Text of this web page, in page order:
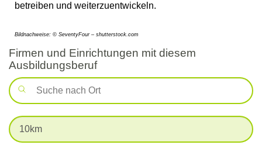
betreiben und weiterzuentwickeln.
Bildnachweise: © SeventyFour – shutterstock.com
Firmen und Einrichtungen mit diesem
Ausbildungsberuf